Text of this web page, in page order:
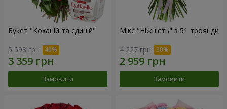
Букет "Коханій та єдиній"
5 598 грн
Замовити
Мікс "Ніжність" з 51 троянди
4 227 грн
Замовити